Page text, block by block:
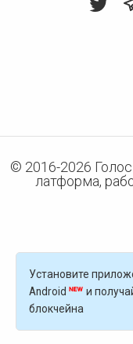
© 2016-2026
латформа,
Установите
Android
и
блокчейна